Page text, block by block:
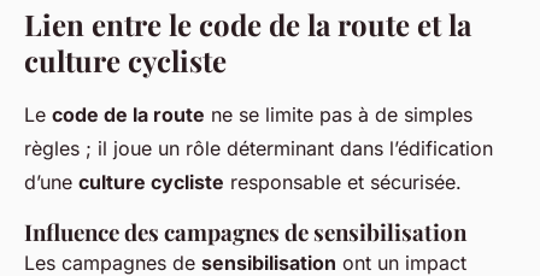
Lien entre le code de la route et la
culture cycliste
Le code de la route ne se limite pas à de simples
règles ; il joue un rôle déterminant dans l’édification
d’une culture cycliste responsable et sécurisée.
Influence des campagnes de sensibilisation
Les campagnes de sensibilisation ont un impact